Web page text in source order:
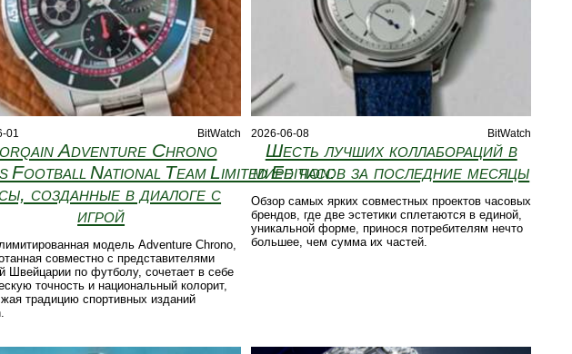
01 BitWatch
Adventure Chrono
Football National Team Limited Edition:
созданные в диалоге с
игрой
модель Adventure Chrono,
совместно с представителями
Швейцарии по футболу, сочетает в себе
точность и национальный колорит,
традицию спортивных изданий
2026-06-08 BitWatch
Шесть лучших коллабораций в
мире часов за последние месяцы
Обзор самых ярких совместных проектов часовых
брендов, где две эстетики сплетаются в единой,
уникальной форме, принося потребителям нечто
большее, чем сумма их частей.